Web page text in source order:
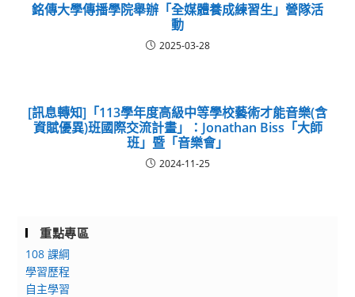
銘傳大學傳播學院舉辦「全媒體養成練習生」營隊活
動
2025-03-28
[訊息轉知]「113學年度高級中等學校藝術才能音樂(含
資賦優異)班國際交流計畫」：Jonathan Biss「大師
班」暨「音樂會」
2024-11-25
重點專區
108 課綱
學習歷程
自主學習